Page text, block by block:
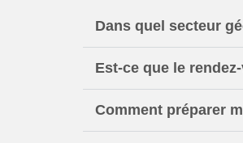
Dans quel secteur
Est-ce que le
Comment préparer